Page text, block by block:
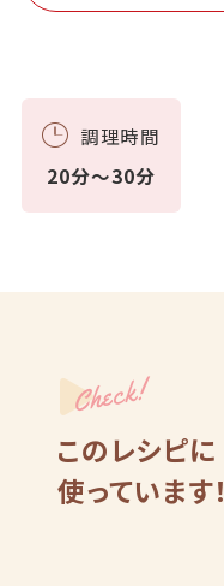
調理時間
20分～30分
Check!
このレシピに
使っています！